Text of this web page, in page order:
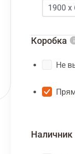
1900 х
Коробка
Не
Наличник